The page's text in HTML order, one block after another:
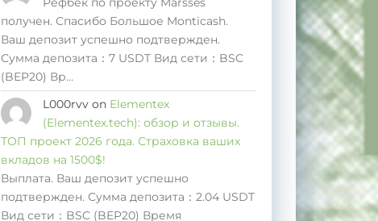
получен. Спасибо Большое Monticash.
Ваш депозит успешно подтвержден.
Сумма депозита：7 USDT Вид сети：BSC
(BEP20) Вр…
L000rvv on Elementex
(Elementex.tech): обзор и отзывы.
ТОП проект 2026 года. Страховка ваших
вкладов на 1500$!
Выплата. Ваш депозит успешно
подтвержден. Сумма депозита：2.04 USDT
Вид сети：BSC (BEP20) Время